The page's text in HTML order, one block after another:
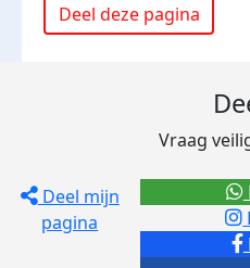
Deel deze pagina
Deel mijn
pagina
Vraag